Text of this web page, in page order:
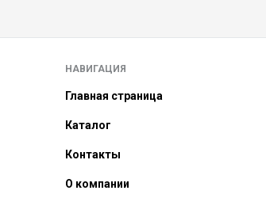
НАВИГАЦИЯ
Главная страница
Каталог
Контакты
О компании